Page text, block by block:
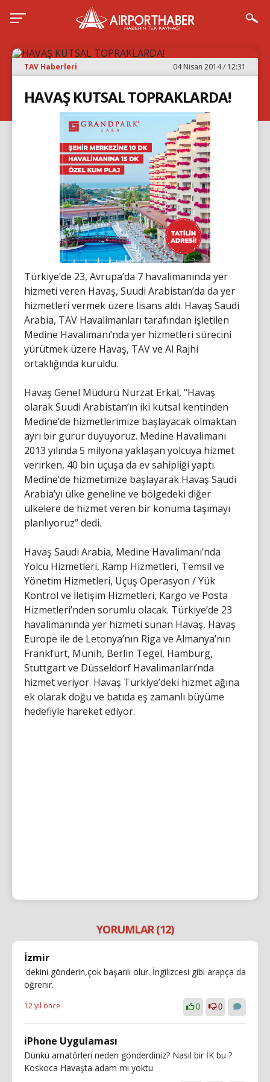
TAV Haberleri 04 Nisan 2014 / 12:31
HAVAŞ KUTSAL TOPRAKLARDA!
Türkiye’de 23, Avrupa’da 7 havalimanında yer
hizmeti veren Havaş, Suudi Arabistan’da da yer
hizmetleri vermek üzere lisans aldı. Havaş Saudi
Arabia, TAV Havalimanları tarafından işletilen
Medine Havalimanı’nda yer hizmetleri sürecini
yürütmek üzere Havaş, TAV ve Al Rajhi
ortaklığında kuruldu.
Havaş Genel Müdürü Nurzat Erkal, “Havaş
olarak Suudi Arabistan’ın iki kutsal kentinden
Medine’de hizmetlerimize başlayacak olmaktan
ayrı bir gurur duyuyoruz. Medine Havalimanı
2013 yılında 5 milyona yaklaşan yolcuya hizmet
verirken, 40 bin uçuşa da ev sahipliği yaptı.
Medine’de hizmetimize başlayarak Havaş Saudi
Arabia’yı ülke geneline ve bölgedeki diğer
ülkelere de hizmet veren bir konuma taşımayı
planlıyoruz” dedi.
Havaş Saudi Arabia, Medine Havalimanı’nda
Yolcu Hizmetleri, Ramp Hizmetleri, Temsil ve
Yönetim Hizmetleri, Uçuş Operasyon / Yük
Kontrol ve İletişim Hizmetleri, Kargo ve Posta
Hizmetleri’nden sorumlu olacak. Türkiye’de 23
havalimanında yer hizmeti sunan Havaş, Havaş
Europe ile de Letonya’nın Riga ve Almanya’nın
Frankfurt, Münih, Berlin Tegel, Hamburg,
Stuttgart ve Düsseldorf Havalimanları’nda
hizmet veriyor. Havaş Türkiye’deki hizmet ağına
ek olarak doğu ve batıda eş zamanlı büyüme
hedefiyle hareket ediyor.
YORUMLAR (12)
İzmir
'dekini gönderin,çok başarılı olur. İngilizcesi gibi arapça da
öğrenir.
12 yıl önce 0 0
iPhone Uygulaması
Dünkü amatörleri neden gönderdiniz? Nasıl bir İK bu ?
Koskoca Havaşta adam mı yoktu